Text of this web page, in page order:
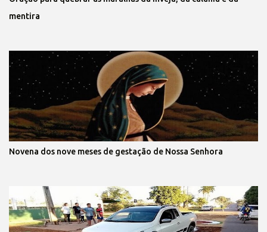
mentira
Novena dos nove meses de gestação de Nossa Senhora